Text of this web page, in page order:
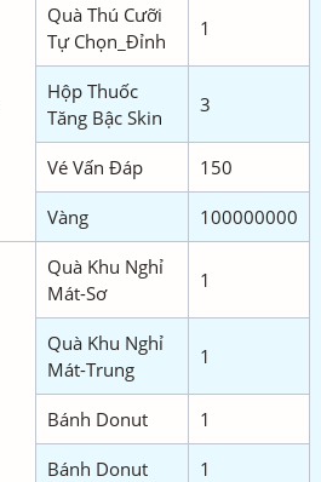
Quà Thú Cưỡi
Tự Chọn_Đỉnh
1
Hộp Thuốc
Tăng Bậc Skin
3
Vé Vấn Đáp 150
Vàng 100000000
Quà Khu Nghỉ
Mát-Sơ
1
Quà Khu Nghỉ
Mát-Trung
1
Bánh Donut 1
Bánh Donut 1